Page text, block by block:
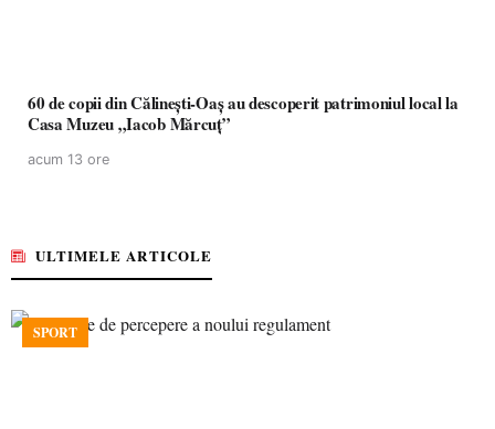
60 de copii din Călinești-Oaș au descoperit patrimoniul local la
Casa Muzeu „Iacob Mărcuț”
acum 13 ore
ULTIMELE ARTICOLE
SPORT